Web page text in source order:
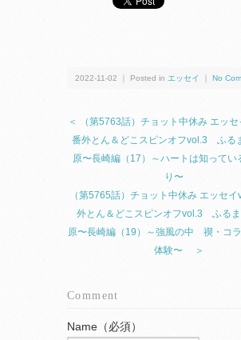
2022-11-02 ｜ Posted in エッセイ No
＜ （第5763話）チョット中休み エッ
番外とん＆どこスピンオフvol.3 ふる
原〜長崎編（17）～ハートは知ってい
り〜
（第5765話）チョット中休み エッセ
外とん＆どこスピンオフvol.3 ふる
原〜長崎編（19）～強風の中 禊・コ
体験〜 ＞
Comment
Name（必須）